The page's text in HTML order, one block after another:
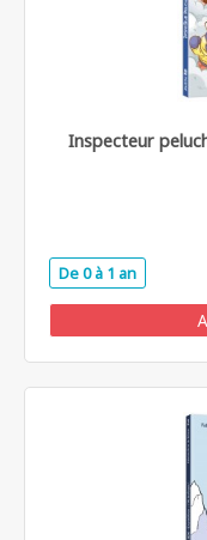
Inspecteur
De 0 à 1 an